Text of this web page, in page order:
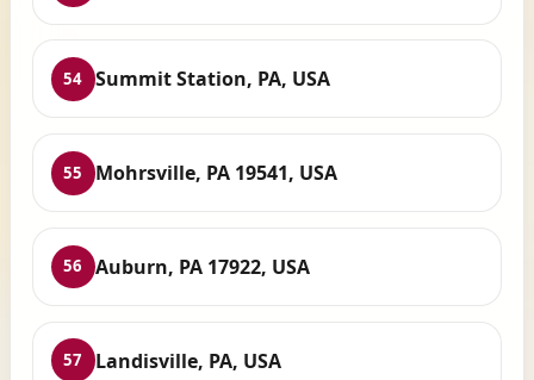
54 Summit Station, PA, USA
55 Mohrsville, PA 19541, USA
56 Auburn, PA 17922, USA
57 Landisville, PA, USA